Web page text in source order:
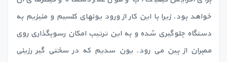
خواهد بود. زیرا با این کار از ورود یونهای کلسیم و منیزیم به
دستگاه جلوگیری شده و به این ترتیب امکان رسوبگذاری روی
ممبران از بین می رود. یون سدیم که در سختی گیر رزینی